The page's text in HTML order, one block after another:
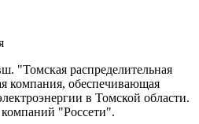
"Томская распределительная
компания, обеспечивающая
в Томской области.
"Россети".